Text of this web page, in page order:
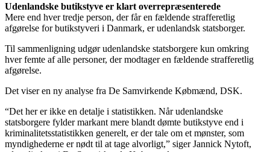
Udenlandske butikstyve er klart overrepræsenterede
Mere end hver tredje person, der får en fældende strafferetlig
afgørelse for butikstyveri i Danmark, er udenlandsk statsborger.
Til sammenligning udgør udenlandske statsborgere kun omkring
hver femte af alle personer, der modtager en fældende strafferetlig
afgørelse.
Det viser en ny analyse fra De Samvirkende Købmænd, DSK.
“Det her er ikke en detalje i statistikken. Når udenlandske
statsborgere fylder markant mere blandt dømte butikstyve end i
kriminalitetsstatistikken generelt, er der tale om et mønster, som
myndighederne er nødt til at tage alvorligt,” siger Jannick Nytoft,